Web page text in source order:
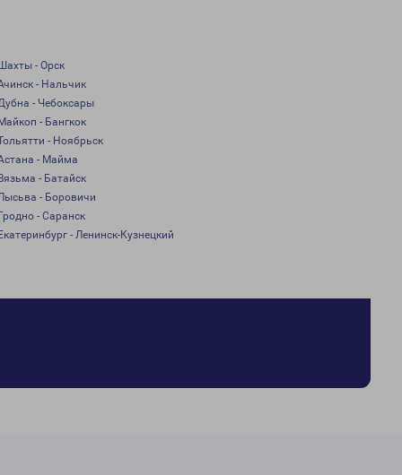
- Орск
- Нальчик
- Чебоксары
- Бангкок
- Ноябрьск
- Майма
- Батайск
- Боровичи
- Саранск
- Ленинск-Кузнецкий